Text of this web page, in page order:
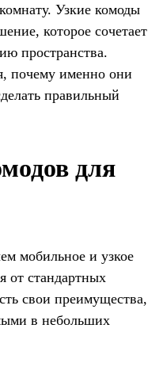
Узкие комоды
которое сочетает
пространства.
почему именно они
правильный
для
мобильное и узкое
от стандартных
свои преимущества,
в небольших